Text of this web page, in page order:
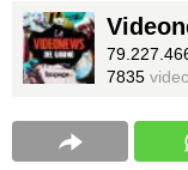
7835 video